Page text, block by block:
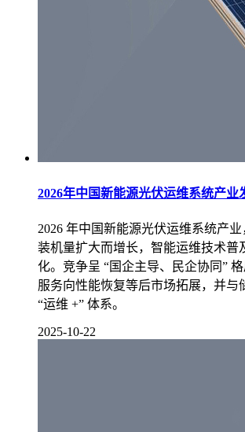
2026年中国新能源光伏运维系统产业
2026 年中国新能源光伏运维系统产
装机量扩大而增长，智能运维技术普
化。竞争呈 “国企主导、民企协同” 格
服务向性能恢复等后市场拓展，并与
“运维 +” 体系。
2025-10-22